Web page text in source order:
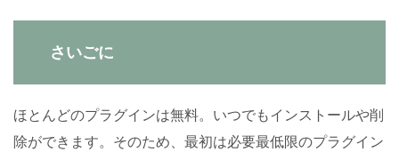
さいごに
ほとんどのプラグインは無料。いつでもインストールや削
除ができます。そのため、最初は必要最低限のプラグイン